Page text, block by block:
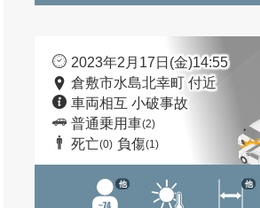
2023年2月17日(金)14:55
倉敷市水島北幸町 付近
車両相互 小破事故
普通乗用車(2)
死亡(0) 負傷(1)
他 他